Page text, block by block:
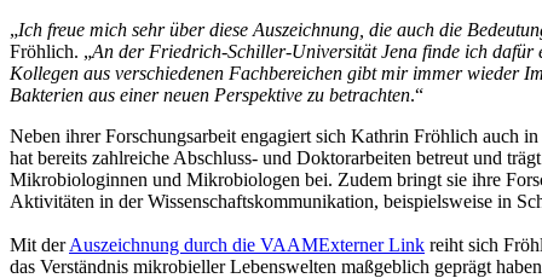
„Ich freue mich sehr über diese Auszeichnung, die auch die
Fröhlich. „An der Friedrich-Schiller-Universität Jena finde ich
Kollegen aus verschiedenen Fachbereichen gibt mir immer wieder
Bakterien aus einer neuen Perspektive zu betrachten.“
Neben ihrer Forschungsarbeit engagiert sich Kathrin Fröhlich auch
hat bereits zahlreiche Abschluss- und Doktorarbeiten betreut und
Mikrobiologinnen und Mikrobiologen bei. Zudem bringt sie ihre
Aktivitäten in der Wissenschaftskommunikation, beispielsweise in
Mit derAuszeichnung durch die VAAMExterner Link reiht sich
das Verständnis mikrobieller Lebenswelten maßgeblich geprägt